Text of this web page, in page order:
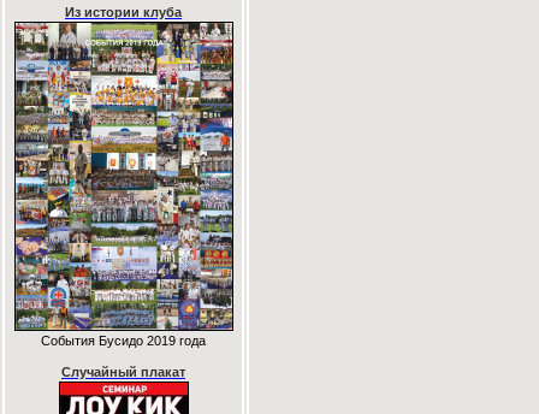
Из истории клуба
События Бусидо 2019 года
Случайный плакат